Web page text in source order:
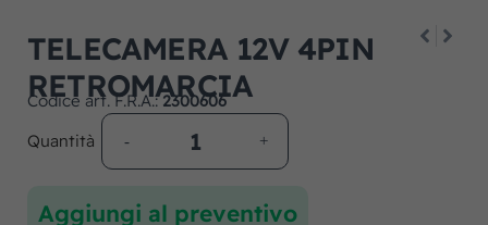
TELECAMERA 12V 4PIN
RETROMARCIA
Codice art. F.R.A.:2300606
Quantità
Aggiungi al preventivo